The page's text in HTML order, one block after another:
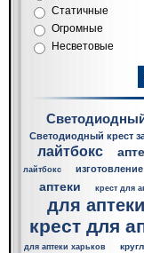
Статичные
Огромные
Несветовые
Светодиодный крест
лайтбокс
лайтбокс
аптеки
крест для
для
крест для
для аптеки харьков